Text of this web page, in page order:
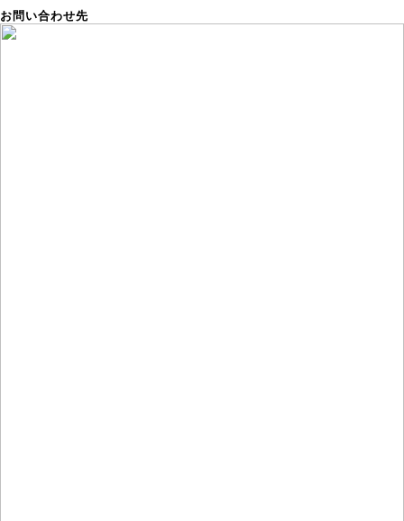
お問い合わせ先